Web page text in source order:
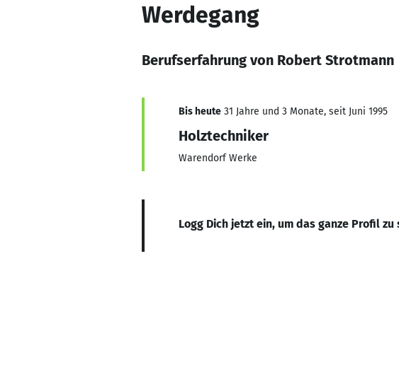
Werdegang
Berufserfahrung von Robert Strotmann
Bis heute 31 Jahre und 3 Monate, seit Juni 1995
Holztechniker
Warendorf Werke
Logg Dich jetzt ein, um das ganze Profil zu